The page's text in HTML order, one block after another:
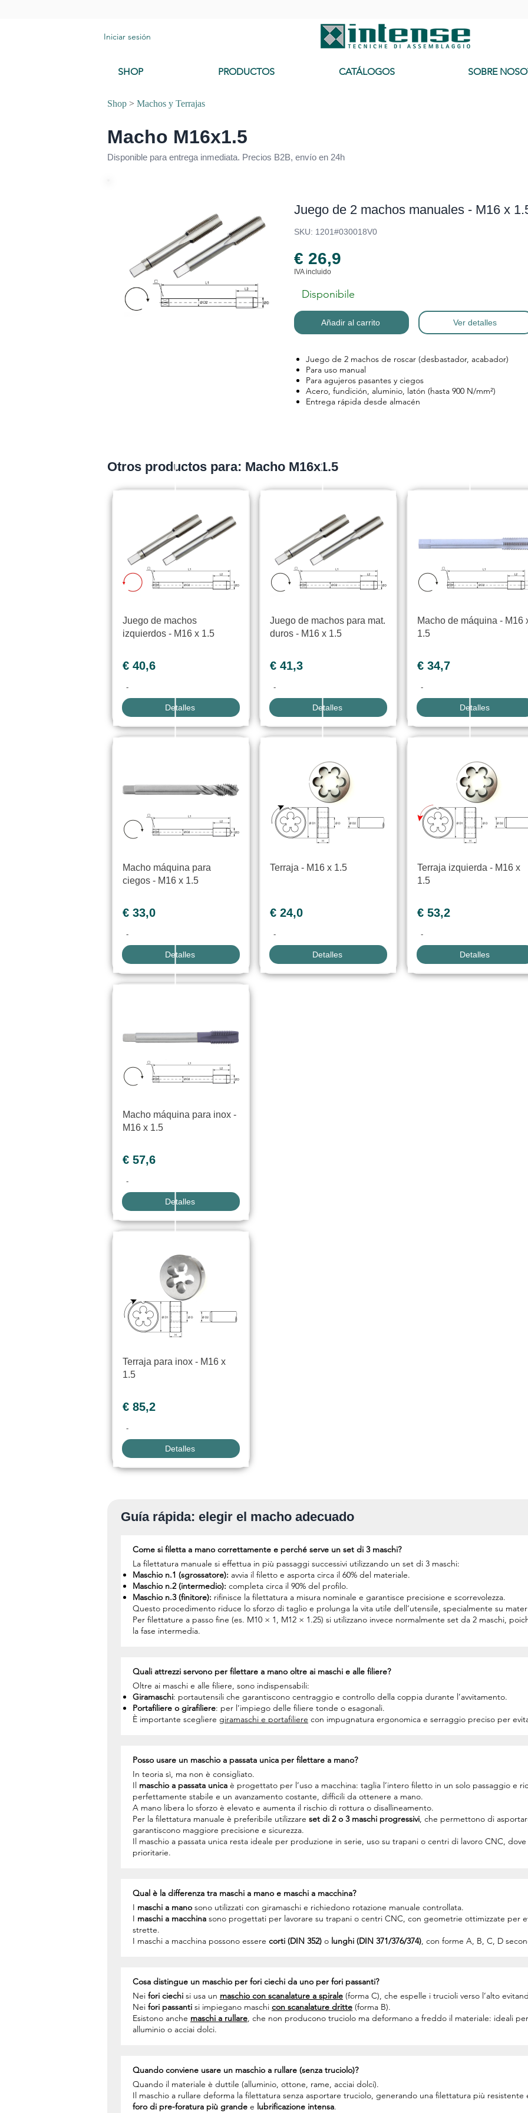
Iniciar sesión
SHOP PRODUCTOS CATÁLOGOS SOBRE
Shop > Machos y Terrajas
Macho M16x1.5
Disponible para entrega inmediata. Precios B2B, envío en 24h
Juego de 2 machos manuales - M16 x
SKU: 1201#030018V0
€ 26,9
IVA incluido
Disponibile
Añadir al carrito Ver detalles
Juego de 2 machos de roscar (desbastador, acabador)
Para uso manual
Para agujeros pasantes y ciegos
Acero, fundición, aluminio, latón (hasta 900 N/mm²)
Entrega rápida desde almacén
Otros productos para: Macho M16x1.5
Juego de machos
izquierdos - M16 x 1.5
€ 40,6
-
Detalles
Macho máquina para
ciegos - M16 x 1.5
€ 33,0
-
Detalles
Juego de machos para mat.
duros - M16 x 1.5
€ 41,3
-
Detalles
Terraja - M16 x 1.5
€ 24,0
-
Detalles
Macho de máquina - M16
1.5
€ 34,7
-
Detalles
Terraja izquierda - M16 x
1.5
€ 53,2
-
Detalles
Macho máquina para inox -
M16 x 1.5
€ 57,6
-
Detalles
Terraja para inox - M16 x
1.5
€ 85,2
-
Detalles
Guía rápida: elegir el macho adecuado
Come si filetta a mano correttamente e perché serve un set di 3 maschi?
La filettatura manuale si effettua in più passaggi successivi utilizzando un set di 3 maschi:
Maschio n.1 (sgrossatore): avvia il filetto e asporta circa il 60% del materiale.
Maschio n.2 (intermedio): completa circa il 90% del profilo.
Maschio n.3 (finitore): rifinisce la filettatura a misura nominale e garantisce precisione e scorrevolezza.
Questo procedimento riduce lo sforzo di taglio e prolunga la vita utile dell’utensile, specialmente su
Per filettature a passo fine (es. M10 × 1, M12 × 1.25) si utilizzano invece normalmente set da 2 maschi,
la fase intermedia.
Quali attrezzi servono per filettare a mano oltre ai maschi e alle filiere?
Oltre ai maschi e alle filiere, sono indispensabili:
Giramaschi: portautensili che garantiscono centraggio e controllo della coppia durante l’avvitamento.
Portafiliere o girafiliere: per l’impiego delle filiere tonde o esagonali.
È importante scegliere giramaschi e portafiliere con impugnatura ergonomica e serraggio preciso per
Posso usare un maschio a passata unica per filettare a mano?
In teoria sì, ma non è consigliato.
Il maschio a passata unica è progettato per l’uso a macchina: taglia l’intero filetto in un solo passaggio e
perfettamente stabile e un avanzamento costante, difficili da ottenere a mano.
A mano libera lo sforzo è elevato e aumenta il rischio di rottura o disallineamento.
Per la filettatura manuale è preferibile utilizzare set di 2 o 3 maschi progressivi, che permettono di
garantiscono maggiore precisione e sicurezza.
Il maschio a passata unica resta ideale per produzione in serie, uso su trapani o centri di lavoro CNC,
prioritarie.
Qual è la differenza tra maschi a mano e maschi a macchina?
I maschi a mano sono utilizzati con giramaschi e richiedono rotazione manuale controllata.
I maschi a macchina sono progettati per lavorare su trapani o centri CNC, con geometrie ottimizzate per
strette.
I maschi a macchina possono essere corti (DIN 352) o lunghi (DIN 371/376/374), con forme A, B, C, D
Cosa distingue un maschio per fori ciechi da uno per fori passanti?
Nei fori ciechi si usa un maschio con scanalature a spirale (forma C), che espelle i trucioli verso l’alto
Nei fori passanti si impiegano maschi con scanalature dritte (forma B).
Esistono anche maschi a rullare, che non producono truciolo ma deformano a freddo il materiale: ideali
alluminio o acciai dolci.
Quando conviene usare un maschio a rullare (senza truciolo)?
Quando il materiale è duttile (alluminio, ottone, rame, acciai dolci).
Il maschio a rullare deforma la filettatura senza asportare truciolo, generando una filettatura più
foro di pre-foratura più grande e lubrificazione intensa.